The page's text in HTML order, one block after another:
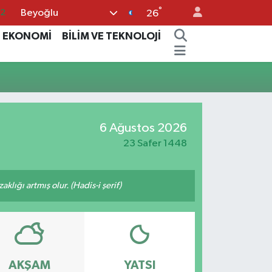
Beyoğlu 26°
EKONOMİ
BİLİM VE TEKNOLOJİ
6 Ağustos 2026
23 Safer 1448
artmış olur. (Hadis-i şerif)
AKŞAM YATSI